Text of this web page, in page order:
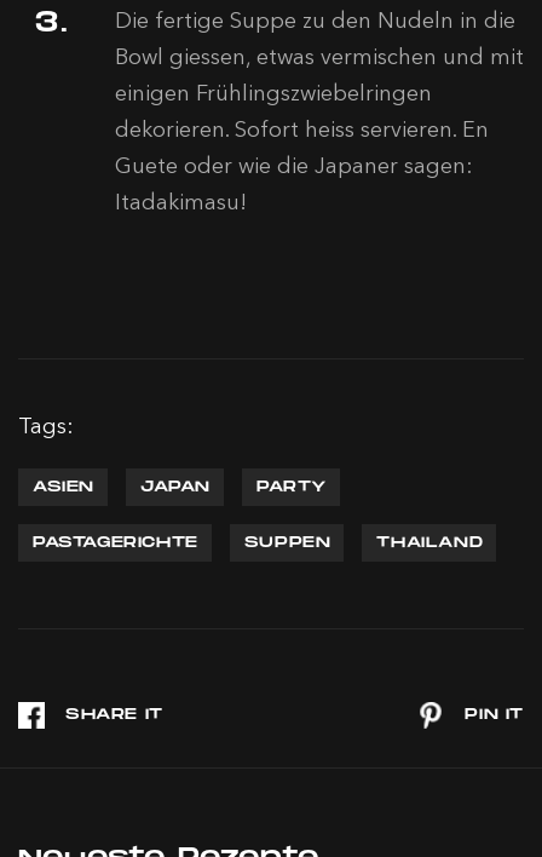
Die fertige Suppe zu den Nudeln in die
Bowl giessen, etwas vermischen und mit
einigen Frühlingszwiebelringen
dekorieren. Sofort heiss servieren. En
Guete oder wie die Japaner sagen:
Itadakimasu!
Tags:
ASIEN JAPAN PARTY
PASTAGERICHTE SUPPEN THAILAND